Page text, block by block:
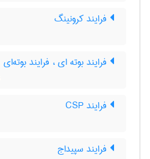
فرایند کرونینگ
فرایند بوته ای ، فرایند بوته‌ای
فرایند CSP
فرایند سپیداج